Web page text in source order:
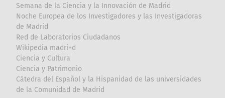
Semana de la Ciencia y la Innovación de Madrid
Noche Europea de los Investigadores y las Investigadoras
de Madrid
Red de Laboratorios Ciudadanos
Wikipedia madri+d
Ciencia y Cultura
Ciencia y Patrimonio
Cátedra del Español y la Hispanidad de las universidades
de la Comunidad de Madrid